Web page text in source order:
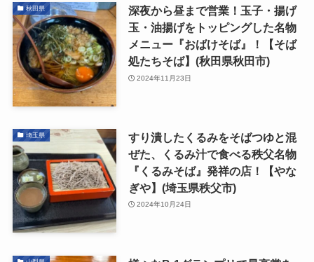
秋田県
深夜から昼まで営業！玉子・揚げ
玉・油揚げをトッピングした名物
メニュー『おばけそば』！【そば
処たちそば】(秋田県秋田市)
2024年11月23日
埼玉県
すり潰したくるみをそばつゆと混
ぜた、くるみ汁で食べる秩父名物
『くるみそば』発祥の店！【やな
ぎや】(埼玉県秩父市)
2024年10月24日